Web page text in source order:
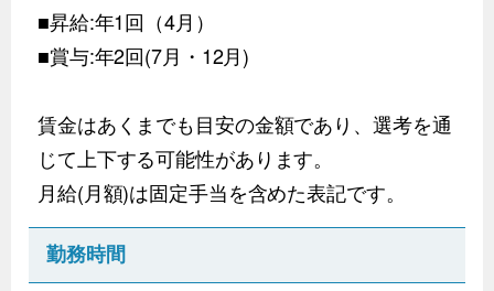
■昇給:年1回（4月）
■賞与:年2回(7月・12月)
賃金はあくまでも目安の金額であり、選考を通
じて上下する可能性があります。
月給(月額)は固定手当を含めた表記です。
勤務時間